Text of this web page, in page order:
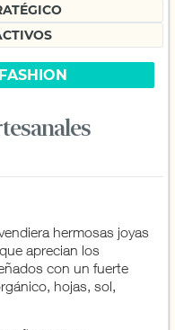
hermosas joyas
aprecian los
con un fuerte
hojas, sol,